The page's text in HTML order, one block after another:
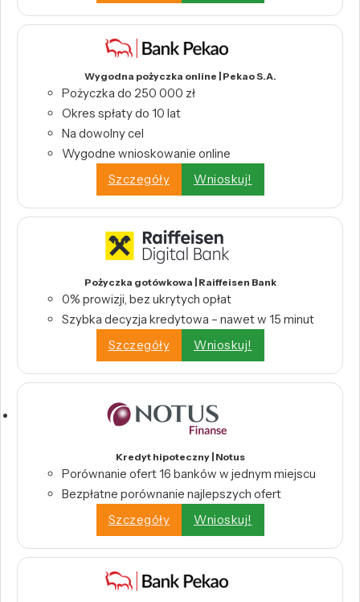
Wygodna pożyczka online | Pekao S.A.
Pożyczka do 250 000 zł
Okres spłaty do 10 lat
Na dowolny cel
Wygodne wnioskowanie online
Szczegóły
Wnioskuj!
Pożyczka gotówkowa | Raiffeisen Bank
0% prowizji, bez ukrytych opłat
Szybka decyzja kredytowa – nawet w 15 minut
Szczegóły
Wnioskuj!
Kredyt hipoteczny | Notus
Porównanie ofert 16 banków w jednym miejscu
Bezpłatne porównanie najlepszych ofert
Szczegóły
Wnioskuj!